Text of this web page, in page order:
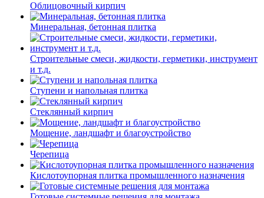
Облицовочный кирпич
Минеральная, бетонная плитка
Строительные смеси, жидкости, герметики, инструмент
и т.д.
Ступени и напольная плитка
Cтеклянный кирпич
Мощение, ландшафт и благоустройство
Черепица
Кислотоупорная плитка промышленного назначения